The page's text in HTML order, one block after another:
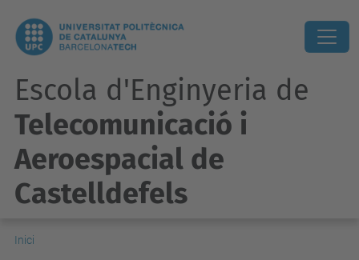
Escola d'Enginyeria de
Telecomunicació i
Aeroespacial de
Castelldefels
Inici